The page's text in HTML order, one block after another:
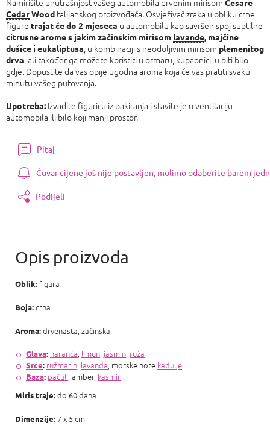
Cesare
CedarWood talijanskog proizvođača. Osvježivač zraka u obliku crne
figure trajat će do 2 mjeseca u automobilu kao savršen spoj suptilne
citrusne arome s jakim začinskim mirisom lavande, majčine
dušice i eukaliptusa , u kombinaciji s neodoljivim mirisom plemenitog
drva , ali također ga možete koristiti u ormaru, kupaonici, u biti bilo
gdje. Dopustite da vas opije ugodna aroma koja će vas pratiti svaku
minutu vašeg putovanja.
Upotreba: Izvadite figuricu iz pakiranja i stavite je u ventilaciju
automobila ili bilo koji manji prostor.
Pitaj
Čuvar cijene još nije postavljen, molimo odaberite barem
Podijeli
Oblik: figura
Boja:crna
Aroma:drvenasta, začinska
Glava: naranča, limun, jasmin, ruža
Srce: ružmarin, lavanda, morske note kadulje
Baza: pačuli, amber, kašmir
Miris traje:do 60 dana
Dimenzije:7 x 5 cm